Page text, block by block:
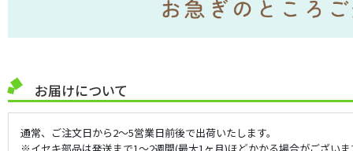
お届けについて
通常、ご注文日から2～5営業日前後で出荷いたします。